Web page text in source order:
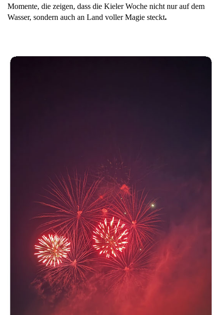
Momente, die zeigen, dass die Kieler Woche nicht nur auf dem
Wasser, sondern auch an Land voller Magie steckt.